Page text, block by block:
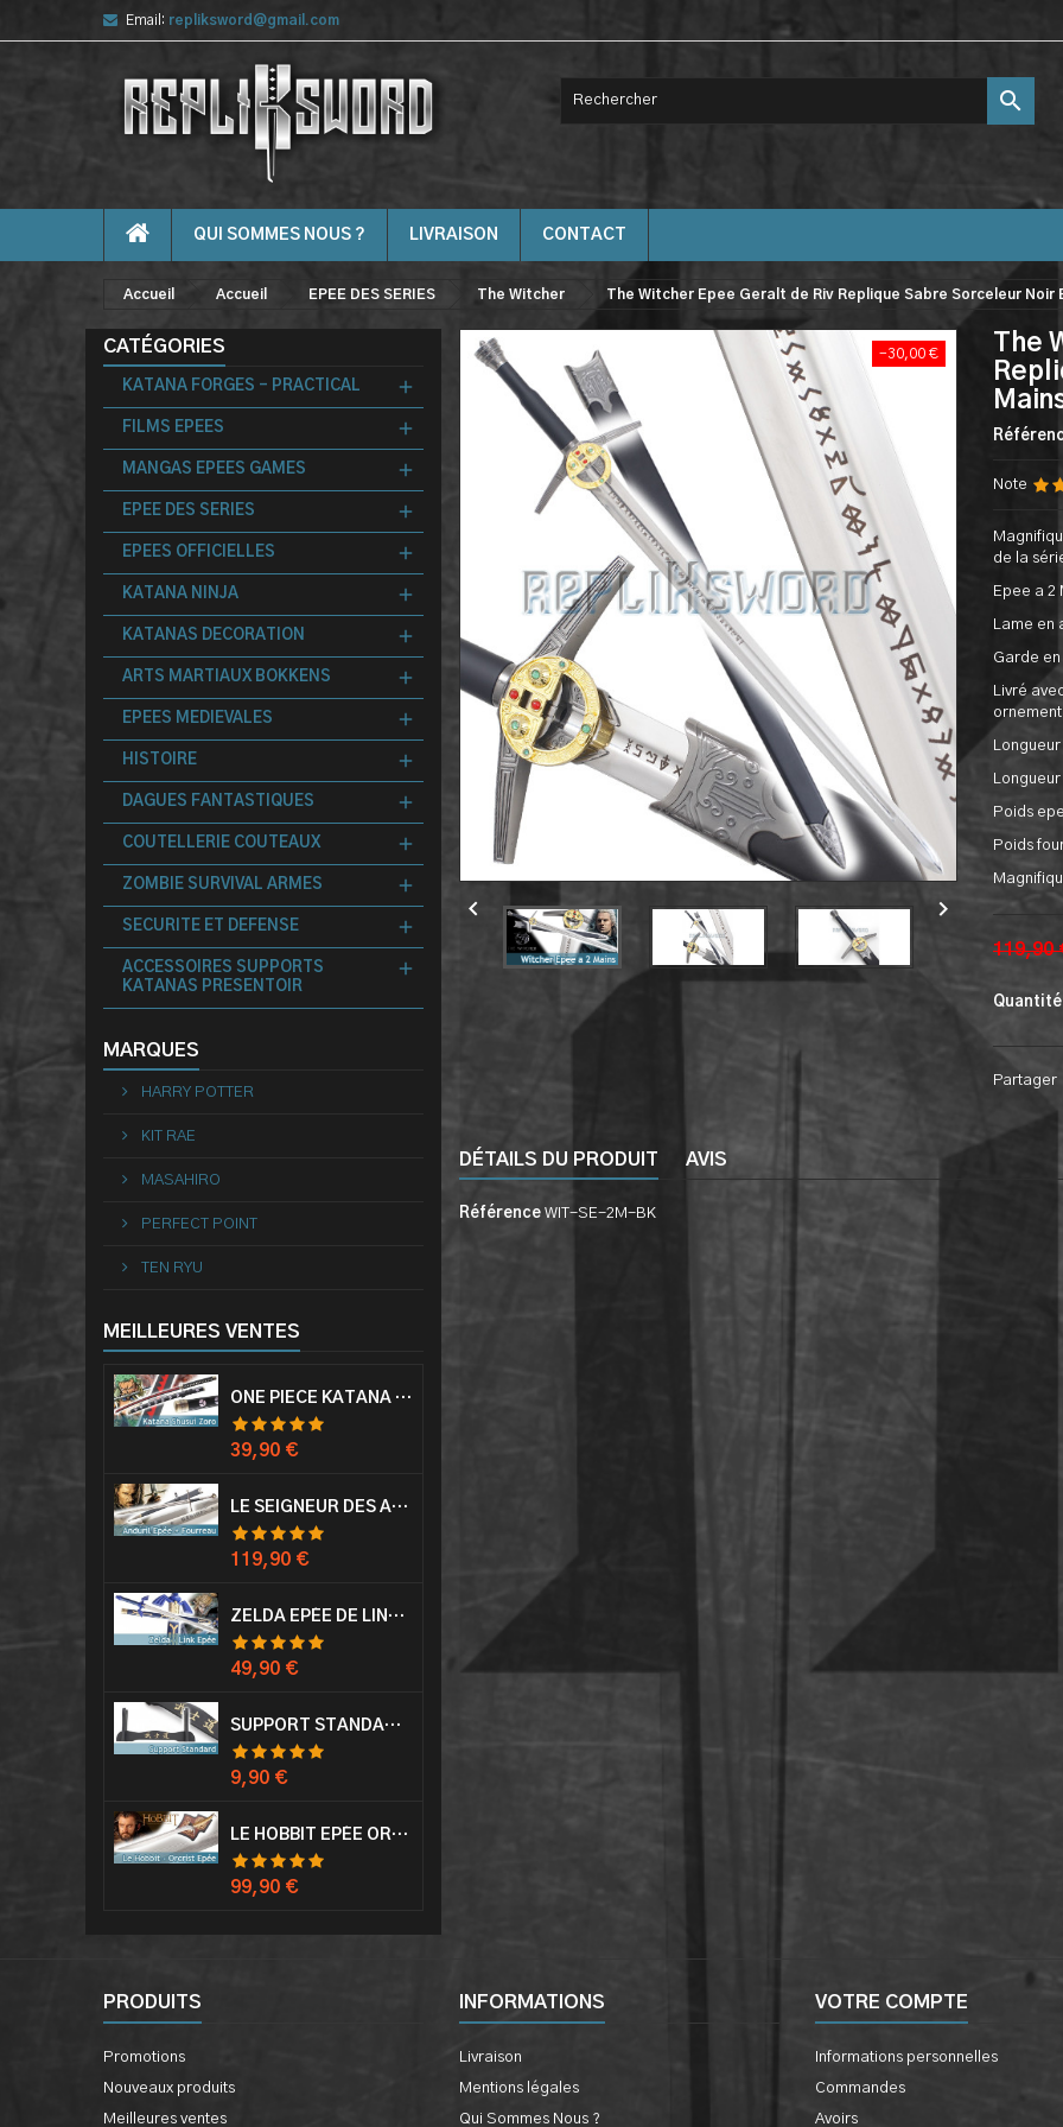
Email: repliksword@gmail.com

QUI SOMMES NOUS ? LIVRAISON CONTACT
Accueil Accueil EPEE DES SERIES The Witcher The Witcher Epee Geralt de Riv Replique Sabre Sorceleur Noir
CATÉGORIES
KATANA FORGES - PRACTICAL
FILMS EPEES
MANGAS EPEES GAMES
EPEE DES SERIES
EPEES OFFICIELLES
KATANA NINJA
KATANAS DECORATION
ARTS MARTIAUX BOKKENS
EPEES MEDIEVALES
HISTOIRE
DAGUES FANTASTIQUES
COUTELLERIE COUTEAUX
ZOMBIE SURVIVAL ARMES
SECURITE ET DEFENSE
ACCESSOIRES SUPPORTS
KATANAS PRESENTOIR
MARQUES
HARRY POTTER
KIT RAE
MASAHIRO
PERFECT POINT
TEN RYU
MEILLEURES VENTES
ONE PIECE KATANA ZORO RORONOA SHUSUI EPÉE SABRE ACIER
Prix
39,90 €
LE SEIGNEUR DES ANNEAUX EPÉE ANDURIL ARAGORN
Prix
119,90 €
ZELDA EPÉE DE LINK AVEC FOURREAU MASTER SWORD EPEE
Prix
49,90 €
SUPPORT STANDARD KATANA EPÉE
Prix
9,90 €
LE HOBBIT EPÉE ORCRIST EPÉE DE THORIN SABRE + PLAQUE MURALE EN BOIS
Prix
99,90 €
-30,00 €
 
The
Note
de la
Epee a 2
Lame en
Garde
Livré
Poids
Poids
119,90
Quantité
Partager
DÉTAILS DU PRODUIT AVIS
Référence WIT-SE-2M-BK
PRODUITS
Promotions
Nouveaux produits
Meilleures ventes
INFORMATIONS
Livraison
Mentions légales
Qui Sommes Nous ?
VOTRE COMPTE
Informations personnelles
Commandes
Avoirs